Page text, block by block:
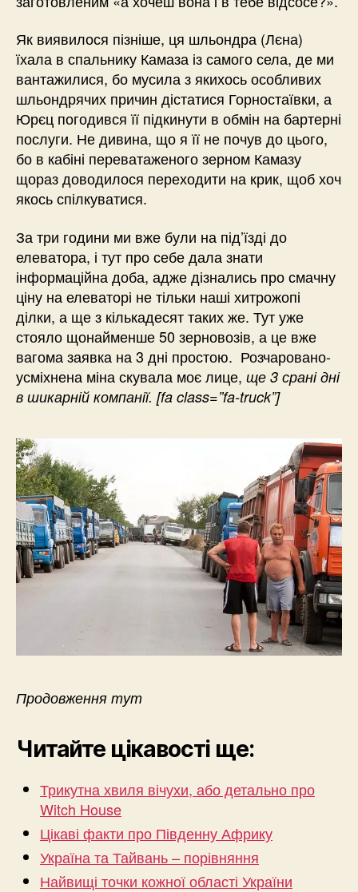
Як виявилося пізніше, ця шльондра (Лєна)
їхала в спальнику Камаза із самого села, де ми
вантажилися, бо мусила з якихось особливих
шльондрячих причин дістатися Горностаївки, а
Юрєц погодився її підкинути в обмін на бартерні
послуги. Не дивина, що я її не почув до цього,
бо в кабіні переватаженого зерном Камазу
щораз доводилося переходити на крик, щоб хоч
якось спілкуватися.
За три години ми вже були на під’їзді до
елеватора, і тут про себе дала знати
інформаційна доба, адже дізнались про смачну
ціну на елеваторі не тільки наші хитрожопі
ділки, а ще з кількадесят таких же. Тут уже
стояло щонайменше 50 зерновозів, а це вже
вагома заявка на 3 дні простою. Розчаровано-
усміхнена міна скувала моє лице, ще 3 срані дні
в шикарній компанії. [fa class=”fa-truck”]
Продовження тут
Читайте цікавості ще:
Трикутна хвиля вічухи, або детально про
Witch House
Цікаві факти про Південну Африку
Україна та Тайвань – порівняння
Найвищі точки кожної області України